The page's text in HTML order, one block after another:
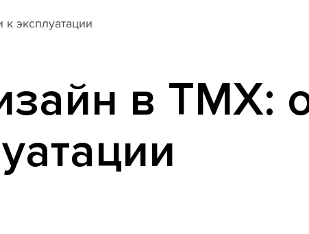
эксплуатации
в ТМХ: